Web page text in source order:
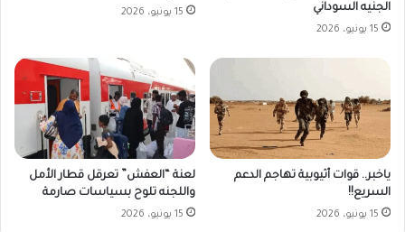
الجنيه السوداني
15 يونيو، 2026
15 يونيو، 2026
ياخبر.. قوات أثيوبية تهاجم الدعم
السريع!!
15 يونيو، 2026
لعنة “العفش” تعرقل قطار الأمل
واللجنه تلوح بسياسات صارمة
15 يونيو، 2026